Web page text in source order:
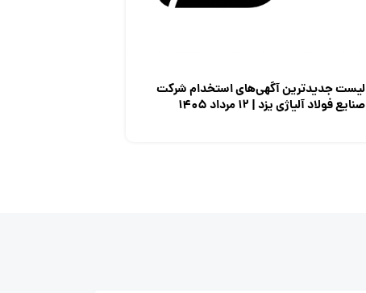
لیست جدیدترین آگهی‌های استخدام شرکت
صنایع فولاد آلیاژی یزد | ۱۲ مرداد ۱۴۰۵